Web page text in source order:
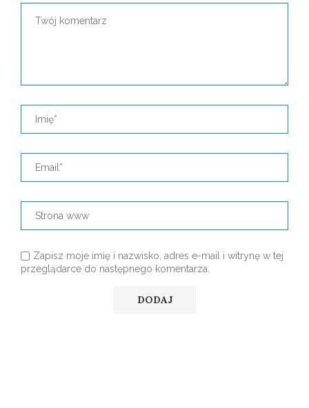
Zapisz moje imię i nazwisko, adres e-mail i witrynę w tej
przeglądarce do następnego komentarza.